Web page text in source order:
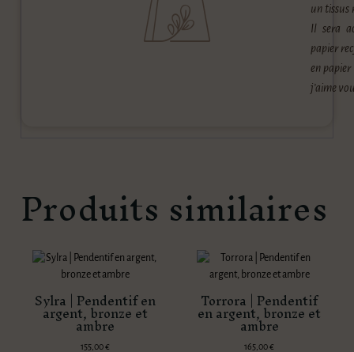
un tissus
Il sera
papier
en
j’aime
Produits similaires
Sylra | Pendentif en
argent, bronze et
ambre
155,00€
Torrora | Pendentif
en argent, bronze et
ambre
165,00€